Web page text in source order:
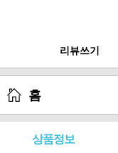
리뷰쓰기
홈
상품정보